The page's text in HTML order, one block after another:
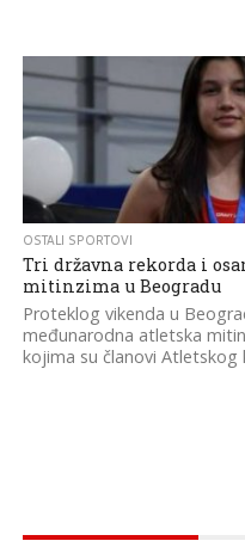
OSTALI SPORTOVI
Tri državna rekorda i
mitinzima u Beogradu
Proteklog vikenda u
međunarodna atletska
kojima su članovi Atletskog